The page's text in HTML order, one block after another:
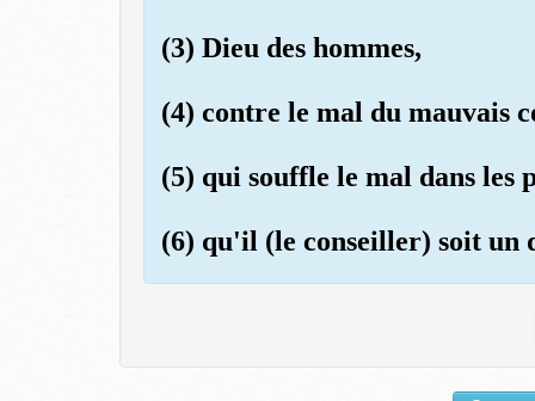
(3) Dieu des hommes,
(4) contre le mal du mauvais
(5) qui souffle le mal dans les
(6) qu'il (le conseiller) soit un